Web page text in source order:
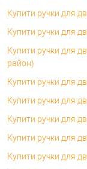
Купити ручки для
Купити ручки для
Купити ручки для
район)
Купити ручки для
Купити ручки для
Купити ручки для
Купити ручки для
Купити ручки для